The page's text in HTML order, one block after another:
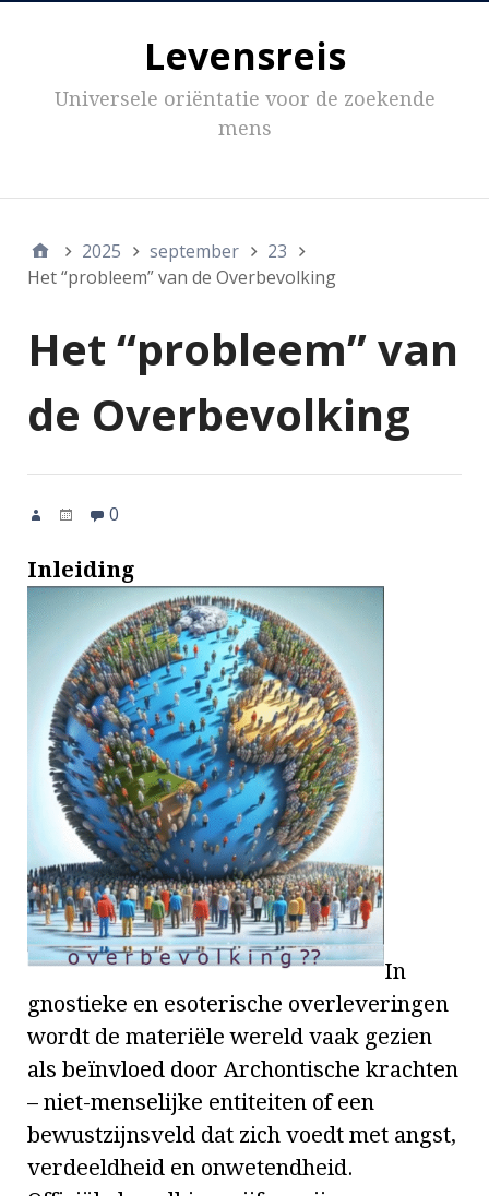
Levensreis
Universele oriëntatie voor de zoekende
mens
2025 september
23
Het “probleem” van de Overbevolking
Het “probleem” van
de Overbevolking
0
Inleiding
In
gnostieke en esoterische overleveringen
wordt de materiële wereld vaak gezien
als beïnvloed door Archontische krachten
– niet-menselijke entiteiten of een
bewustzijnsveld dat zich voedt met angst,
verdeeldheid en onwetendheid.